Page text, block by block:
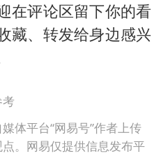
在评论区留下你的看
藏、转发给身边感兴
体平台“网易号”作者上传
。网易仅提供信息发布平